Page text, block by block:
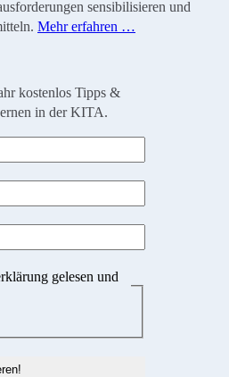
sensibilisieren und
Mehr erfahren …
kostenlos Tipps &
in der KITA.
gelesen und